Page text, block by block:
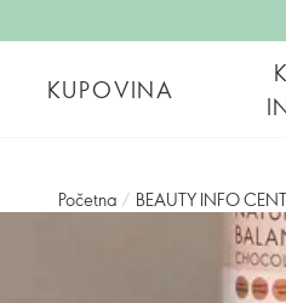
KUPOVINA
Početna / BEAUTY INFO